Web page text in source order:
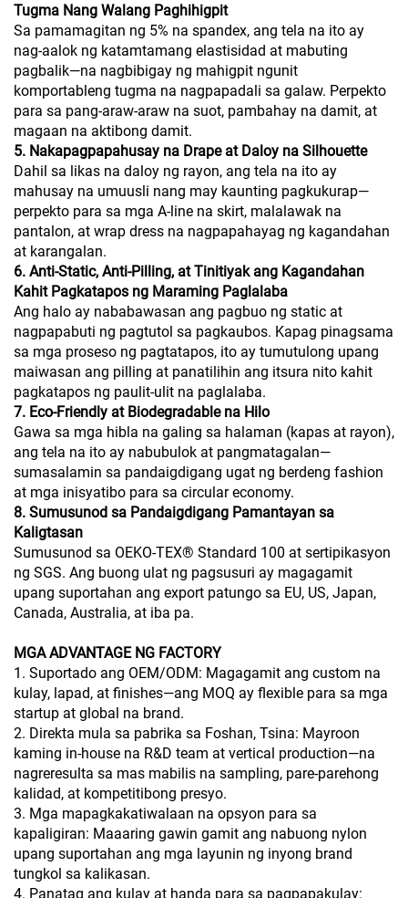
Tugma Nang Walang Paghihigpit
Sa pamamagitan ng 5% na spandex, ang tela na ito ay
nag-aalok ng katamtamang elastisidad at mabuting
pagbalik—na nagbibigay ng mahigpit ngunit
komportableng tugma na nagpapadali sa galaw. Perpekto
para sa pang-araw-araw na suot, pambahay na damit, at
magaan na aktibong damit.
5. Nakapagpapahusay na Drape at Daloy na Silhouette
Dahil sa likas na daloy ng rayon, ang tela na ito ay
mahusay na umuusli nang may kaunting pagkukurap—
perpekto para sa mga A-line na skirt, malalawak na
pantalon, at wrap dress na nagpapahayag ng kagandahan
at karangalan.
6. Anti-Static, Anti-Pilling, at Tinitiyak ang Kagandahan
Kahit Pagkatapos ng Maraming Paglalaba
Ang halo ay nababawasan ang pagbuo ng static at
nagpapabuti ng pagtutol sa pagkaubos. Kapag pinagsama
sa mga proseso ng pagtatapos, ito ay tumutulong upang
maiwasan ang pilling at panatilihin ang itsura nito kahit
pagkatapos ng paulit-ulit na paglalaba.
7. Eco-Friendly at Biodegradable na Hilo
Gawa sa mga hibla na galing sa halaman (kapas at rayon),
ang tela na ito ay nabubulok at pangmatagalan—
sumasalamin sa pandaigdigang ugat ng berdeng fashion
at mga inisyatibo para sa circular economy.
8. Sumusunod sa Pandaigdigang Pamantayan sa
Kaligtasan
Sumusunod sa OEKO-TEX® Standard 100 at sertipikasyon
ng SGS. Ang buong ulat ng pagsusuri ay magagamit
upang suportahan ang export patungo sa EU, US, Japan,
Canada, Australia, at iba pa.
MGA ADVANTAGE NG FACTORY
1. Suportado ang OEM/ODM: Magagamit ang custom na
kulay, lapad, at finishes—ang MOQ ay flexible para sa mga
startup at global na brand.
2. Direkta mula sa pabrika sa Foshan, Tsina: Mayroon
kaming in-house na R&D team at vertical production—na
nagreresulta sa mas mabilis na sampling, pare-parehong
kalidad, at kompetitibong presyo.
3. Mga mapagkakatiwalaan na opsyon para sa
kapaligiran: Maaaring gawin gamit ang nabuong nylon
upang suportahan ang mga layunin ng inyong brand
tungkol sa kalikasan.
4. Panatag ang kulay at handa para sa pagpapakulay: